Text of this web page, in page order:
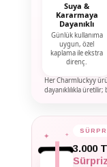
Suya &
Kararmaya
Dayanıklı
Günlük kullanıma
uygun, özel
kaplama ile ekstra
direnç.
Her Charmluckyy
dayanıklılıkla üretilir;
✦
3.000